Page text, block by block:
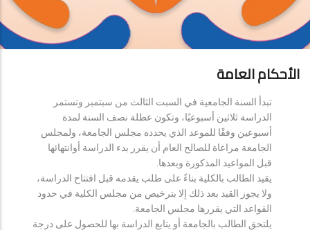
الأحكام العامة
تبدأ السنة الجامعية في السبت الثالث من سبتمبر وتستمر
الدراسة ثلاثين أسبوعيًا، وتكون عطلة نصف السنة لمدة
أسبوعين وفقًا للموعد الذي يحدده مجلس الجامعة، ولمجلس
الجامعة مراعاة للصالح العام أن يقرر بدء الدراسة أوانتهائها
قبل المواعيد المذكورة وبعدها.
يقيد الطالب بالكلية بناءً على طلب يقدمه قبل افتتاح الدراسة،
ولا يجوز القيد بعد ذلك إلا بترخيص من مجلس الكلية في حدود
القواعد التي يقررها مجلس الجامعة.
يلتحق الطالب بالجامعة أو يتابع الدراسة بها للحصول على درجة